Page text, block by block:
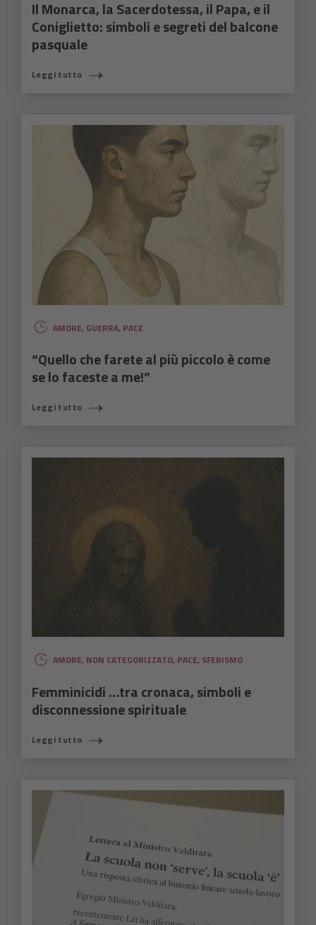
Il Monarca, la Sacerdotessa, il Papa, e il
Coniglietto: simboli e segreti del balcone
pasquale
Leggi tutto
AMORE, GUERRA, PACE
“Quello che farete al più piccolo è come
se lo faceste a me!”
Leggi tutto
AMORE, NON CATEGORIZZATO, PACE, SFERISMO
Femminicidi …tra cronaca, simboli e
disconnessione spirituale
Leggi tutto